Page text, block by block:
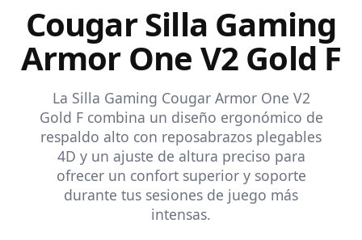
Cougar Silla Gaming
Armor One V2 Gold F
La Silla Gaming Cougar Armor One V2
Gold F combina un diseño ergonómico de
respaldo alto con reposabrazos plegables
4D y un ajuste de altura preciso para
ofrecer un confort superior y soporte
durante tus sesiones de juego más
intensas.